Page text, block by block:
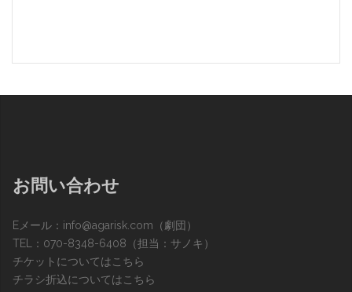
お問い合わせ
Eメール： info@agarisk.com （劇団）
TEL：070-8348-6408（担当：サノキ）
チケットについてはこちら
チラシ折込についてはこちら